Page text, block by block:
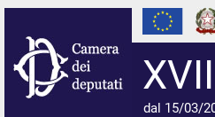
dal 15/03/